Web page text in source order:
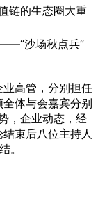
链的生态圈大重
沙场秋点兵”
高管，分别担任
体与会嘉宾分别
，企业动态，经
束后八位主持人
。